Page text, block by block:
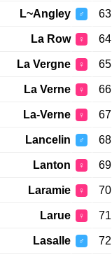
63
♂
L~Angley
64
♀
La Row
65
♀
La Vergne
66
♀
La Verne
67
♀
La-Verne
68
♂
Lancelin
69
♀
Lanton
70
♀
Laramie
71
♀
Larue
72
♂
Lasalle